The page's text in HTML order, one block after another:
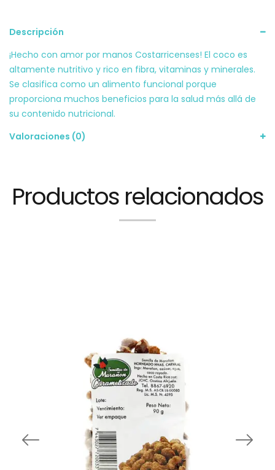
Descripción
¡Hecho con amor por manos Costarricenses! El coco es
altamente nutritivo y rico en fibra, vitaminas y minerales.
Se clasifica como un alimento funcional porque
proporciona muchos beneficios para la salud más allá de
su contenido nutricional.
Valoraciones (0)
Productos relacionados